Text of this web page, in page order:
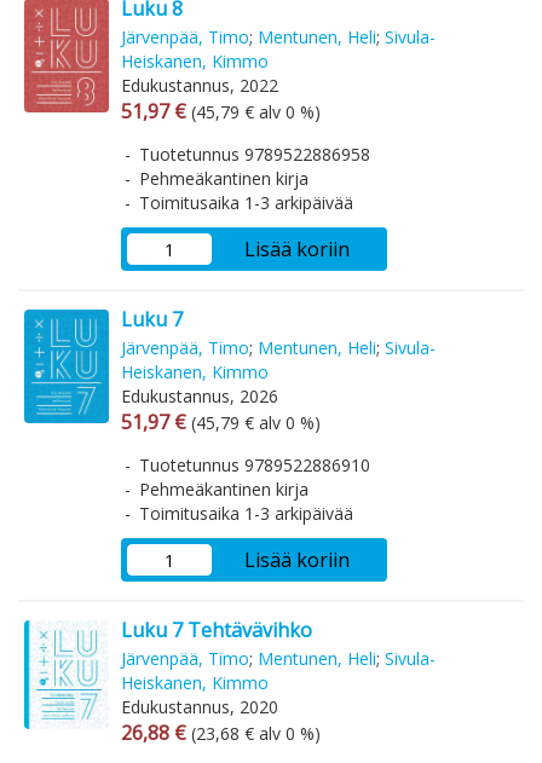
Luku 8
Järvenpää, Timo; Mentunen, Heli; Sivula-
Heiskanen, Kimmo
Edukustannus, 2022
Arvonlisäverollinen hinta
51,97 € Arvonlisäveroton hinta
(45,79 € alv 0 %)
Tuotetunnus 9789522886958
Pehmeäkantinen kirja
Toimitusaika 1-3 arkipäivää
Lisää koriin
Luku 7
Järvenpää, Timo; Mentunen, Heli; Sivula-
Heiskanen, Kimmo
Edukustannus, 2026
Arvonlisäverollinen hinta
51,97 € Arvonlisäveroton hinta
(45,79 € alv 0 %)
Tuotetunnus 9789522886910
Pehmeäkantinen kirja
Toimitusaika 1-3 arkipäivää
Lisää koriin
Luku 7 Tehtävävihko
Järvenpää, Timo; Mentunen, Heli; Sivula-
Heiskanen, Kimmo
Edukustannus, 2020
Arvonlisäverollinen hinta
26,88 € Arvonlisäveroton hinta
(23,68 € alv 0 %)